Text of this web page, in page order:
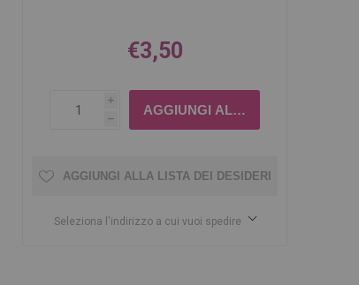
€3,50
i
h
AGGIUNGI ALLA LISTA DEI DESIDERI
Seleziona l'indirizzo a cui vuoi spedire